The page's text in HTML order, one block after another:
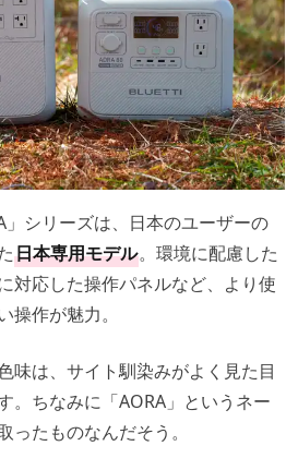
」シリーズは、日本のユーザーの
日本専用モデル。環境に配慮した
対応した操作パネルなど、より使
操作が魅力。
味は、サイト馴染みがよく見た目
。ちなみに「AORA」というネー
ったものなんだそう。